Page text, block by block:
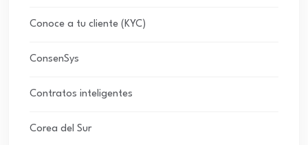
Conoce a tu cliente (KYC)
ConsenSys
Contratos inteligentes
Corea del Sur